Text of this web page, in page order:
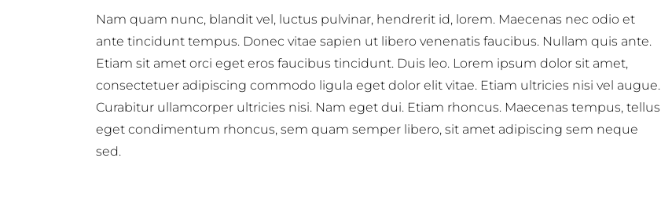
Nam quam nunc, blandit vel, luctus pulvinar, hendrerit id, lorem. Maecenas nec odio et
ante tincidunt tempus. Donec vitae sapien ut libero venenatis faucibus. Nullam quis ante.
Etiam sit amet orci eget eros faucibus tincidunt. Duis leo. Lorem ipsum dolor sit amet,
consectetuer adipiscing commodo ligula eget dolor elit vitae. Etiam ultricies nisi vel augue.
Curabitur ullamcorper ultricies nisi. Nam eget dui. Etiam rhoncus. Maecenas tempus, tellus
eget condimentum rhoncus, sem quam semper libero, sit amet adipiscing sem neque
sed.